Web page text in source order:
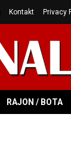
Kontakt Privacy
RAJON / BOTA